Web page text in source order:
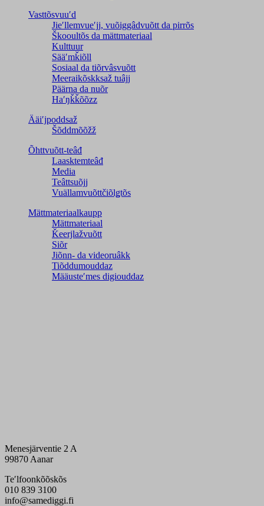
Vasttõsvuuʹd
Jieʹllemvueʹjj, vuõiggâdvuõtt da pirrõs
Škooultõs da mättmateriaal
Kulttuur
Sääʹmǩiõll
Sosiaal da tiõrvâsvuõtt
Meeraikõskksaž tuâjj
Päärna da nuõr
Haʹŋǩǩõõzz
Ääiʹjpoddsaž
Šõddmõõžž
Õhttvuõtt-teâđ
Laasktemteâđ
Media
Teâttsuõjj
Vuällamvuõttčiõlǥtõs
Mättmateriaalkaupp
Mättmateriaal
Ǩeerjlažvuõtt
Siõr
Jiõnn- da videoruâkk
Tiõddumouddaz
Määusteʹmes digiouddaz
Menesjärventie 2 A
99870 Aanar
Teʹlfoonkõõskõs
010 839 3100
info@samediggi.fi